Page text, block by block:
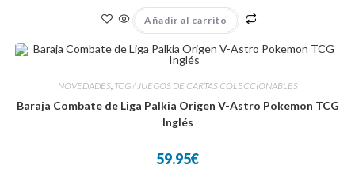
Añadir al carrito
NOVEDADES, TCG / JUEGOS DE CARTAS COLECCIONABLES
Baraja Combate de Liga Palkia Origen V-Astro Pokemon TCG
Inglés
59.95€